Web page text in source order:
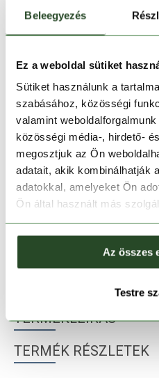
Beleegyezés
Ez a weboldal sütiket
Sütiket használunk a
szabásához, közösségi
valamint
közösségi média-, hirdető-
megosztjuk az Ön
adatait, akik kombinálhatják
adatokkal, amelyeket Ön
Ön által használt más
Az összes
Testre
TERMÉKLEÍRÁS
TERMÉK RÉSZLETEK
Méret:
XS S M
Melyik üzletben
1-2 munkanapos